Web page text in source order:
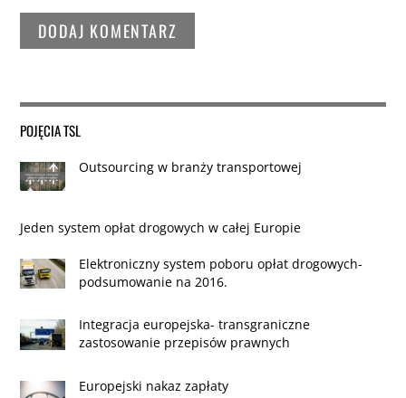
POJĘCIA TSL
Outsourcing w branży transportowej
Jeden system opłat drogowych w całej Europie
Elektroniczny system poboru opłat drogowych-
podsumowanie na 2016.
Integracja europejska- transgraniczne
zastosowanie przepisów prawnych
Europejski nakaz zapłaty